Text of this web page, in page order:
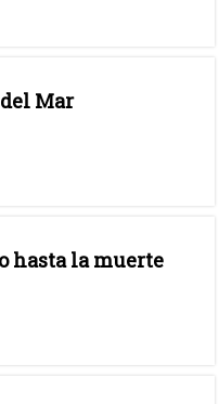
Mar
hasta la muerte